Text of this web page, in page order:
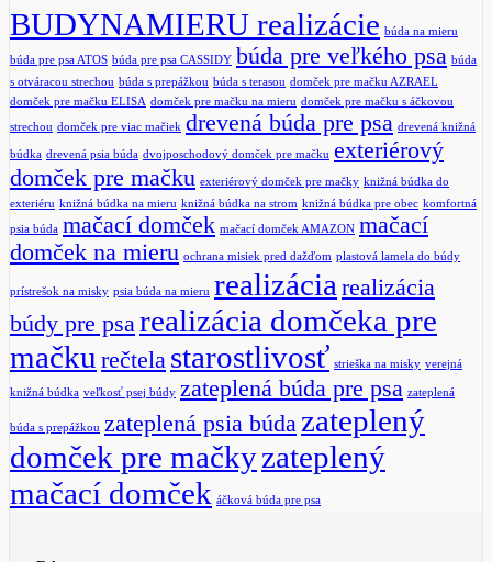
BUDYNAMIERU realizácie búda na mieru
búda pre psa ATOS búda pre psa CASSIDY búda pre veľkého psa búda
s otváracou strechou búda s prepážkou búda s terasou domček pre mačku AZRAEL
domček pre mačku ELISA domček pre mačku na mieru domček pre mačku s áčkovou
strechou domček pre viac mačiek drevená búda pre psa drevená knižná
búdka drevená psia búda dvojposchodový domček pre mačku exteriérový
domček pre mačku exteriérový domček pre mačky knižná búdka do
exteriéru knižná búdka na mieru knižná búdka na strom knižná búdka pre obec komfortná
psia búda mačací domček mačací domček AMAZON mačací
domček na mieru ochrana misiek pred dažďom plastová lamela do búdy
prístrešok na misky psia búda na mieru realizácia realizácia
búdy pre psarealizácia domčeka pre
mačku rečtela starostlivosť strieška na misky verejná
knižná búdka veľkosť psej búdy zateplená búda pre psa zateplená
búda s prepážkou zateplená psia búda zateplený
domček pre mačkyzateplený
mačací domček áčková búda pre psa